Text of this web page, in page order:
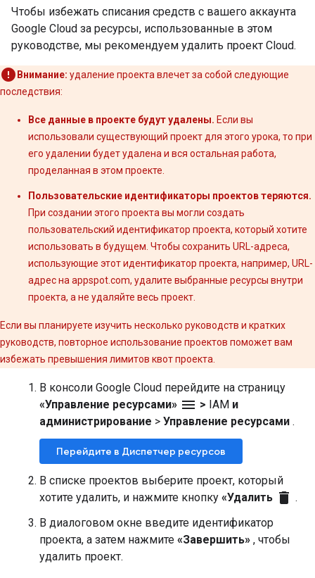
Чтобы избежать списания средств с вашего аккаунта
Google Cloud за ресурсы, использованные в этом
руководстве, мы рекомендуем удалить проект Cloud.
Внимание: удаление проекта влечет за собой следующие
последствия:
Все данные в проекте будут удалены. Если вы
использовали существующий проект для этого урока, то при
его удалении будет удалена и вся остальная работа,
проделанная в этом проекте.
Пользовательские идентификаторы проектов теряются.
При создании этого проекта вы могли создать
пользовательский идентификатор проекта, который хотите
использовать в будущем. Чтобы сохранить URL-адреса,
использующие этот идентификатор проекта, например, URL-
адрес на appspot.com, удалите выбранные ресурсы внутри
проекта, а не удаляйте весь проект.
Если вы планируете изучить несколько руководств и кратких
руководств, повторное использование проектов поможет вам
избежать превышения лимитов квот проекта.
В консоли Google Cloud перейдите на страницу
«Управление ресурсами» menu > IAM и
администрирование > Управление ресурсами .
Перейдите в Диспетчер ресурсов
В списке проектов выберите проект, который
хотите удалить, и нажмите кнопку «Удалить delete .
В диалоговом окне введите идентификатор
проекта, а затем нажмите «Завершить» , чтобы
удалить проект.